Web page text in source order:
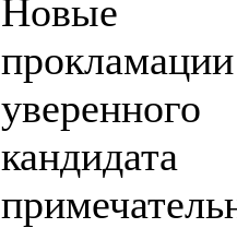
Новые
прокламации
кандидата